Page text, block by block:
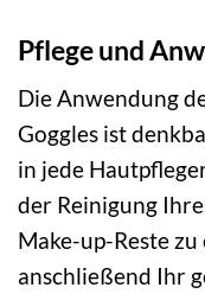
Pflege und
Die Anwendung
Goggles ist
in jede
der Reinigung
Make-up-Reste
anschließend Ihr